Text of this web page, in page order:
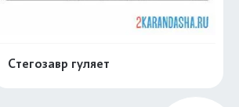
Стегозавр гуляет